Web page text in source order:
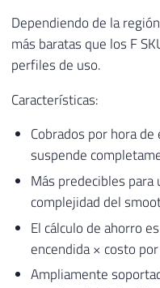
Dependiendo de la
más baratas que los F
perfiles de uso.
Características:
Cobrados por hora de
suspende
Más predecibles
complejidad del
El cálculo de ahorro
encendida × costo
Ampliamente